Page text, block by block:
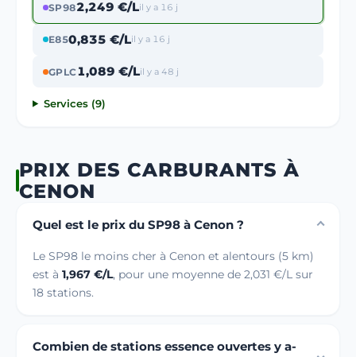
SP982,249 €/Lil y a 16 j
E850,835 €/Lil y a 16 j
GPLC1,089 €/Lil y a 48 j
Services (9)
PRIX DES CARBURANTS À
CENON
Quel est le prix du SP98 à Cenon ?
Le SP98 le moins cher à Cenon et alentours (5 km)
est à 1,967 €/L, pour une moyenne de 2,031 €/L sur
18 stations.
Combien de stations essence ouvertes y a-